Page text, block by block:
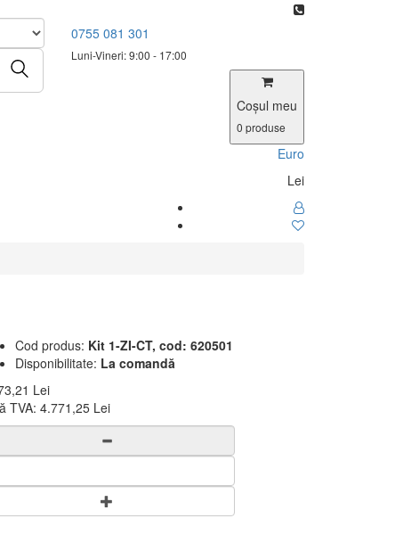
0755 081 301
Luni-Vineri: 9:00 - 17:00
Coşul meu
0 produse
Euro
Lei
Cod produs: Kit 1-ZI-CT, cod: 620501
Disponibilitate: La comandă
Lei
TVA: 4.771,25 Lei